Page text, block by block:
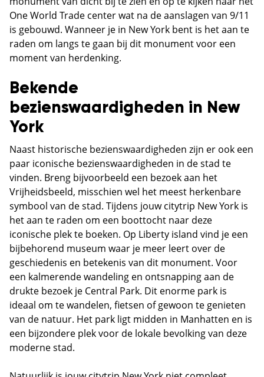
One World Trade center wat na de aanslagen van 9/11
is gebouwd. Wanneer je in New York bent is het aan te
raden om langs te gaan bij dit monument voor een
moment van herdenking.
Bekende
bezienswaardigheden in New
York
Naast historische bezienswaardigheden zijn er ook een
paar iconische bezienswaardigheden in de stad te
vinden. Breng bijvoorbeeld een bezoek aan het
Vrijheidsbeeld, misschien wel het meest herkenbare
symbool van de stad. Tijdens jouw citytrip New York is
het aan te raden om een boottocht naar deze
iconische plek te boeken. Op Liberty island vind je een
bijbehorend museum waar je meer leert over de
geschiedenis en betekenis van dit monument. Voor
een kalmerende wandeling en ontsnapping aan de
drukte bezoek je Central Park. Dit enorme park is
ideaal om te wandelen, fietsen of gewoon te genieten
van de natuur. Het park ligt midden in Manhatten en is
een bijzondere plek voor de lokale bevolking van deze
moderne stad.